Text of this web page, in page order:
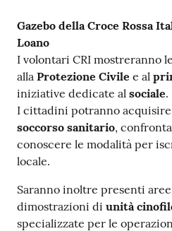
Gazebo della Croce Rossa
Loano
I volontari CRI mostreranno
alla Protezione Civile e al
iniziative dedicate al sociale.
I cittadini potranno acquisire
soccorso sanitario,
conoscere le modalità per
locale.
Saranno inoltre presenti
dimostrazioni di unità
specializzate per le